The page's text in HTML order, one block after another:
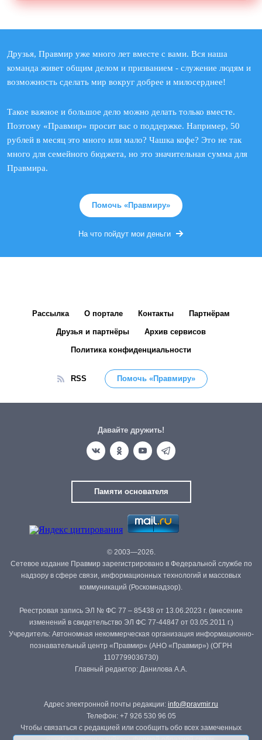
Друзья, Правмир уже много лет вместе с вами. Вся наша
команда живет общим делом и призванием - служение людям и
возможность сделать мир вокруг добрее и милосерднее!
Такое важное и большое дело можно делать только вместе.
Поэтому «Правмир» просит вас о поддержке. Например, 50
рублей в месяц это много или мало? Чашка кофе? Это не так
много для семейного бюджета, но это значительная сумма для
Правмира.
Помочь «Правмиру»
На что пойдут мои деньги
Рассылка О портале Контакты Партнёрам
Друзья и партнёры Архив сервисов
Политика конфиденциальности
RSS Помочь «Правмиру»
Давайте дружить!
Памяти основателя
© 2003—2026.
Сетевое издание Правмир зарегистрировано в Федеральной службе по
надзору в сфере связи, информационных технологий и массовых
коммуникаций (Роскомнадзор).
Реестровая запись ЭЛ № ФС 77 – 85438 от 13.06.2023 г. (внесение
изменений в свидетельство ЭЛ ФС 77-44847 от 03.05.2011 г.)
Учредитель: Автономная некоммерческая организация информационно-
познавательный центр «Правмир» (АНО «Правмир») (ОГРН
1107799036730)
Главный редактор: Данилова А.А.
Адрес электронной почты редакции: info@pravmir.ru
Телефон: +7 926 530 96 05
Чтобы связаться с редакцией или сообщить обо всех замеченных